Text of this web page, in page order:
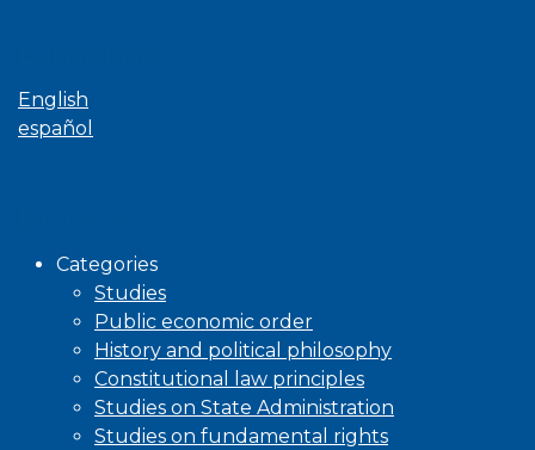
English
español
Categories
Studies
Public economic order
History and political philosophy
Constitutional law principles
Studies on State Administration
Studies on fundamental rights